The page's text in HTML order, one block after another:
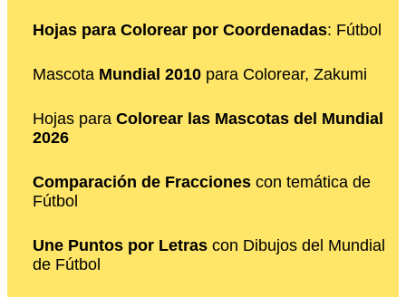
Hojas para Colorear por Coordenadas: Fútbol
Mascota Mundial 2010 para Colorear, Zakumi
Hojas para Colorear las Mascotas del Mundial
2026
Comparación de Fracciones con temática de
Fútbol
Une Puntos por Letras con Dibujos del Mundial
de Fútbol